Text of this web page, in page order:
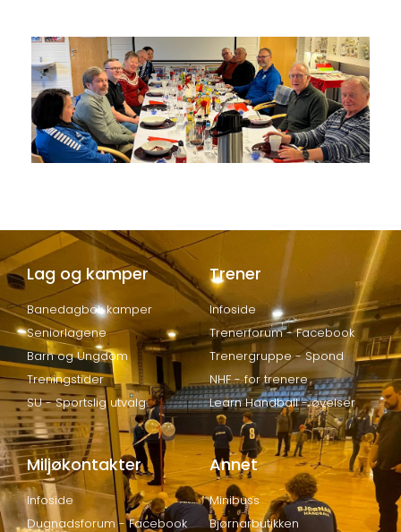
Lag og kamper
Banedagbok kamper
Seniorlagene
Barn og Ungdom
Treningstider
SU - Sportslig utvalg
Trener
Infoside
Trenerforum - Facebook
Trenergruppe - Spond
NHF - for trenere
Learn Handball - øvelser
Miljøkontakter
Infoside
Annet
Minibuss